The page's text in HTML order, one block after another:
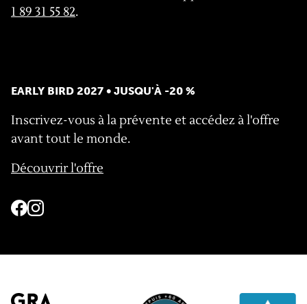
1 89 31 55 82.
EARLY BIRD 2027 • JUSQU'À -20 %
Inscrivez-vous à la prévente et accédez à l'offre
avant tout le monde.
Découvrir l'offre